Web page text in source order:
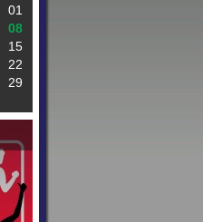
01
08
15
22
29